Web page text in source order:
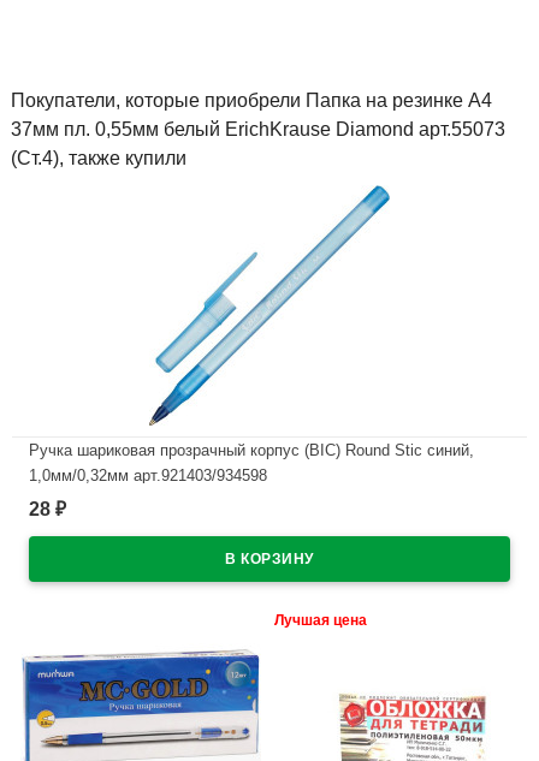
Покупатели, которые приобрели Папка на резинке А4
37мм пл. 0,55мм белый ErichKrause Diamond арт.55073
(Ст.4), также купили
Ручка шариковая прозрачный корпус (BIC) Round Stic синий,
1,0мм/0,32мм арт.921403/934598
В наличии
28 ₽
Лучшая цена